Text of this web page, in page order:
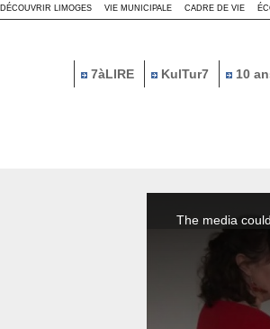
DÉCOUVRIR LIMOGES VIE MUNICIPALE CADRE DE VIE
7àLIRE KulTur7 10